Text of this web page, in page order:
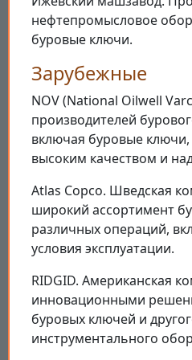
нефтепромысловое
буровые ключи.
Зарубежные
NOV (National Oilwell
производителей
включая буровые ключи,
высоким качеством и
Atlas Copco. Шведская
широкий ассортимент
различных операций,
условия эксплуатации.
RIDGID. Американская
инновационными
буровых ключей и
инструментального